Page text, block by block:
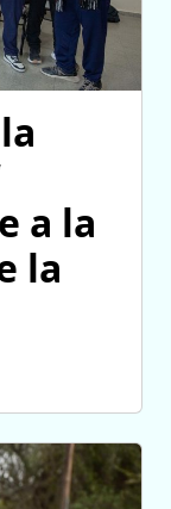
a la
la